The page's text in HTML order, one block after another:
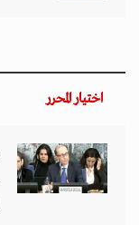
اختيار المحرر